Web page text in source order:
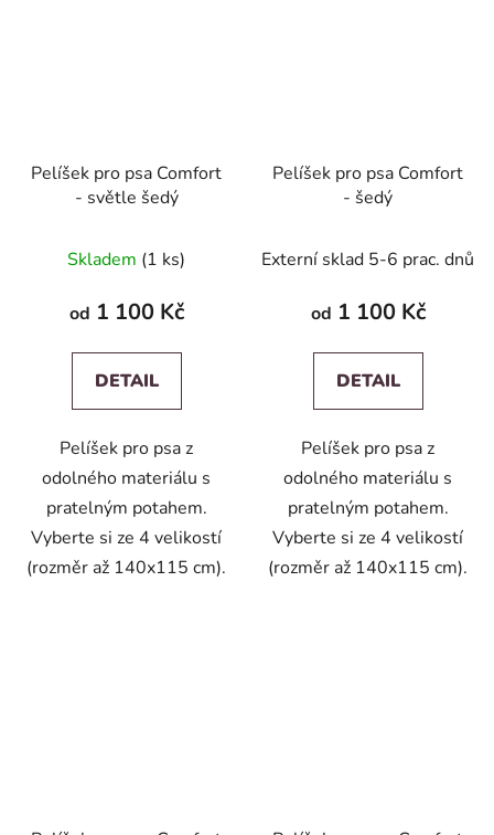
Pelíšek pro psa Comfort
- světle šedý
Skladem (1 ks)
od 1 100 Kč
DETAIL
Pelíšek pro psa z
odolného materiálu s
pratelným potahem.
Vyberte si ze 4 velikostí
(rozměr až 140x115 cm).
Pelíšek pro psa Comfort
- šedý
Externí sklad 5-6 prac. dnů
od 1 100 Kč
DETAIL
Pelíšek pro psa z
odolného materiálu s
pratelným potahem.
Vyberte si ze 4 velikostí
(rozměr až 140x115 cm).